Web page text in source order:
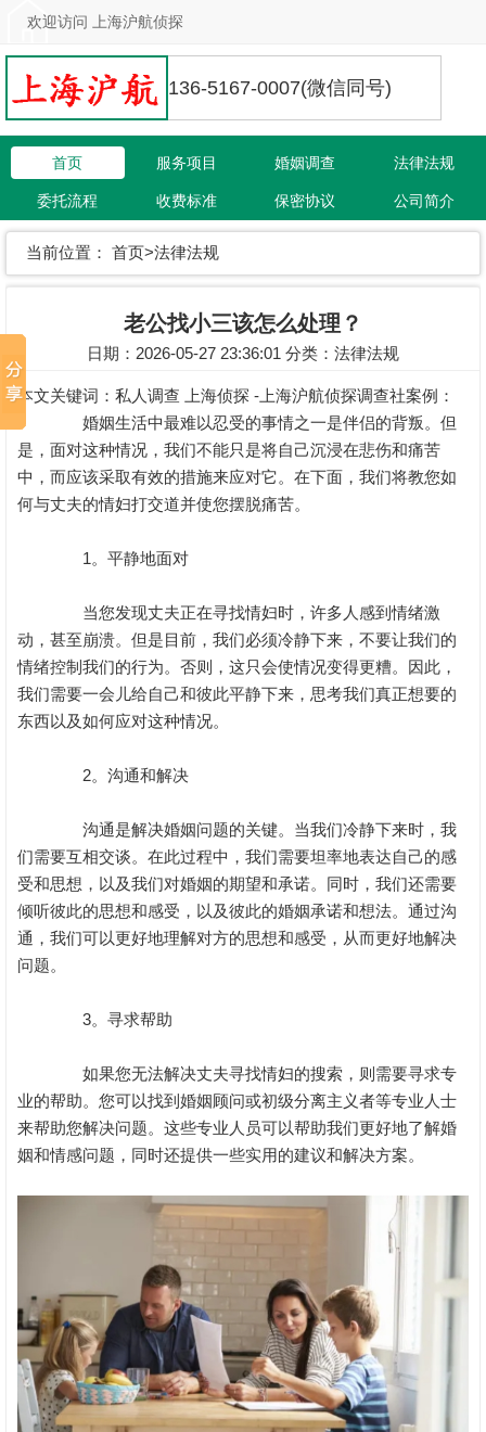
欢迎访问 上海沪航侦探
136-5167-0007(微信同号)
首页 服务项目 婚姻调查 法律法规
委托流程 收费标准 保密协议 公司简介
当前位置： 首页>法律法规
老公找小三该怎么处理？
日期：2026-05-27 23:36:01 分类： 法律法规
本文关键词： 私人调查 上海侦探 -上海沪航侦探调查社案例：
婚姻生活中最难以忍受的事情之一是伴侣的背叛。但
是，面对这种情况，我们不能只是将自己沉浸在悲伤和痛苦
中，而应该采取有效的措施来应对它。在下面，我们将教您如
何与丈夫的情妇打交道并使您摆脱痛苦。
1。平静地面对
当您发现丈夫正在寻找情妇时，许多人感到情绪激
动，甚至崩溃。但是目前，我们必须冷静下来，不要让我们的
情绪控制我们的行为。否则，这只会使情况变得更糟。因此，
我们需要一会儿给自己和彼此平静下来，思考我们真正想要的
东西以及如何应对这种情况。
2。沟通和解决
沟通是解决婚姻问题的关键。当我们冷静下来时，我
们需要互相交谈。在此过程中，我们需要坦率地表达自己的感
受和思想，以及我们对婚姻的期望和承诺。同时，我们还需要
倾听彼此的思想和感受，以及彼此的婚姻承诺和想法。通过沟
通，我们可以更好地理解对方的思想和感受，从而更好地解决
问题。
3。寻求帮助
如果您无法解决丈夫寻找情妇的搜索，则需要寻求专
业的帮助。您可以找到婚姻顾问或初级分离主义者等专业人士
来帮助您解决问题。这些专业人员可以帮助我们更好地了解婚
姻和情感问题，同时还提供一些实用的建议和解决方案。